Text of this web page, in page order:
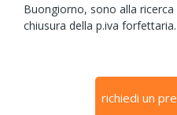
Buongiorno, sono alla
chiusura della p.iva forfettaria.
richiedi un